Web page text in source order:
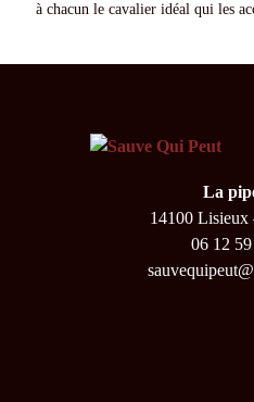
à chacun le cavalier idéal qui les
La
14100
06 12